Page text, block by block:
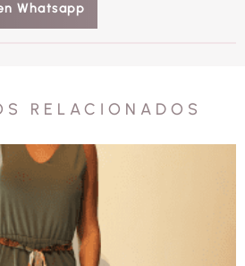
Whatsapp
RELACIONADOS